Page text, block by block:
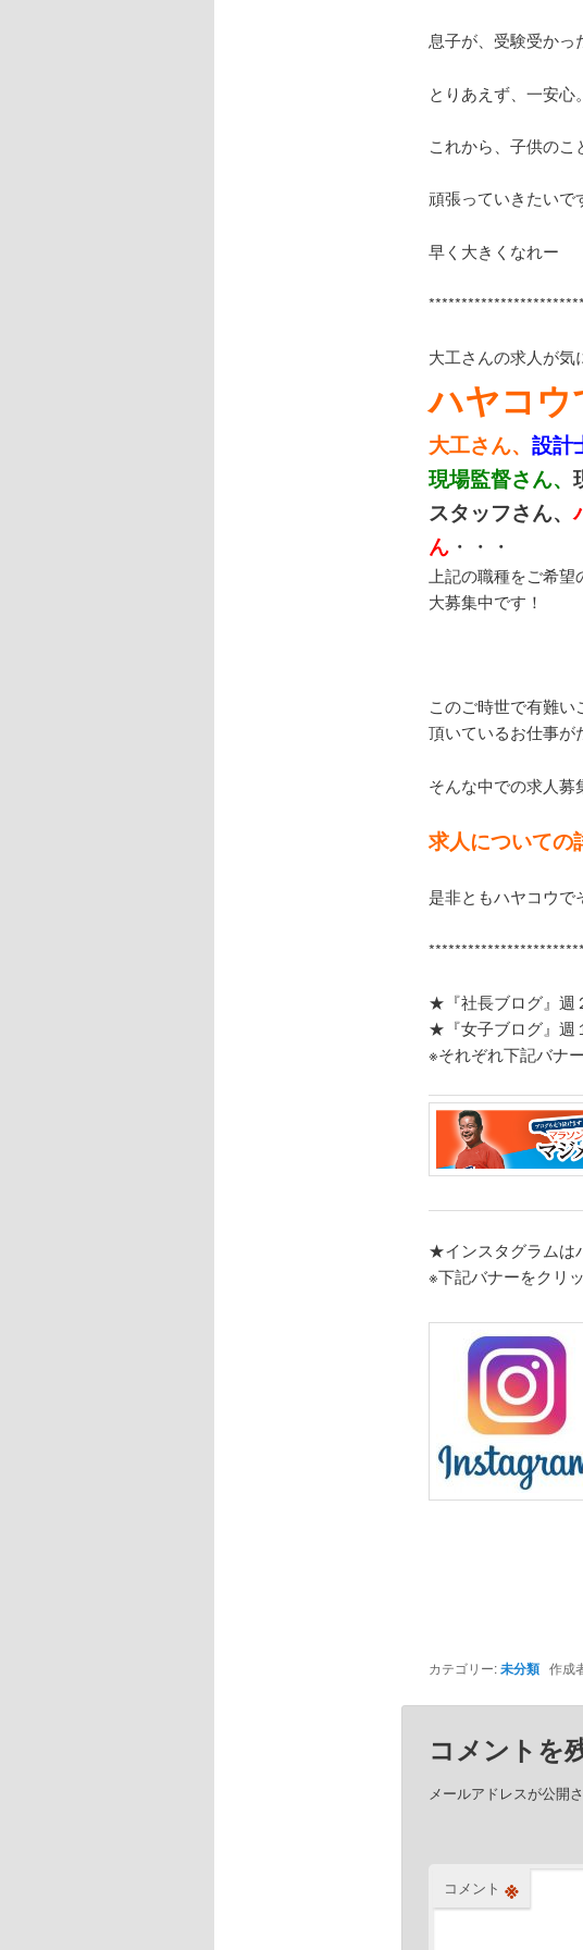
息子が、受験受かっ
とりあえず、一安心。
これから、子供の
頑張っていきたいで
早く大きくなれー
大工さんの求人が
ハヤコウ
大工さん、設計
現場監督さん、
スタッフさん、
ん ・・・
上記の職種をご希望
大募集中です！
このご時世で有難
頂いているお仕事が
そんな中での求人募
求人についての
是非ともハヤコウで
★『社長ブログ』週
★『女子ブログ』週
※それぞれ下記バナ
★インスタグラムは
※下記バナーをクリ
カテゴリー:未分類 作成
コメントを
メールアドレスが公開
コメント ※